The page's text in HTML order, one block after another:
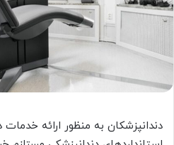
دندانپزشکان به منظور ارائه